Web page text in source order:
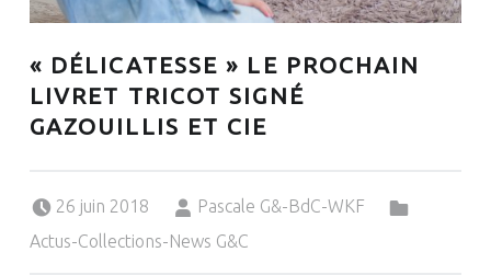
« DÉLICATESSE » LE PROCHAIN
LIVRET TRICOT SIGNÉ
GAZOUILLIS ET CIE
26 juin 2018
Pascale G&-BdC-WKF
Actus-Collections-News G&C